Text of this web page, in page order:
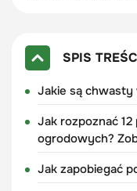
SPIS
Jakie są chwasty
Jak rozpoznać
ogrodowych?
Jak zapobiegać